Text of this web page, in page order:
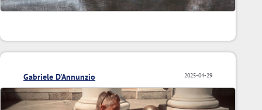
2025-04-29
Gabriele D'Annunzio